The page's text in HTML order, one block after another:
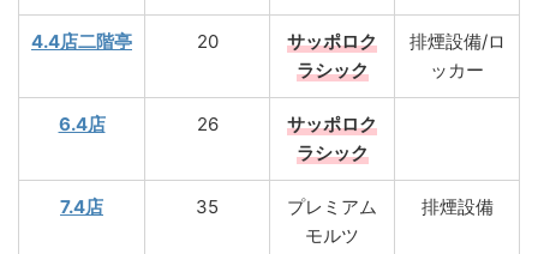
4.4店二階亭 20
サッポロク
ラシック
排煙設備/ロ
ッカー
6.4店 26
サッポロク
ラシック
7.4店 35
プレミアム
モルツ
排煙設備